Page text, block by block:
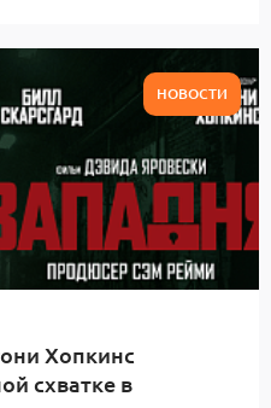
НОВОСТИ
Хопкинс
схватке в